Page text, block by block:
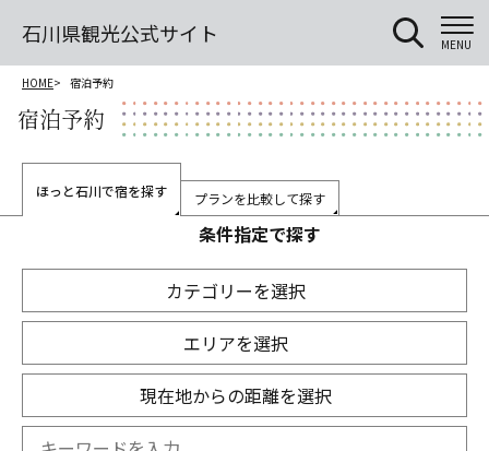
石川県観光公式サイト MENU
HOME 宿泊予約
宿泊予約
ほっと石川で宿を探す プランを比較して探す
条件指定で探す
カテゴリーを選択
エリアを選択
現在地からの距離を選択